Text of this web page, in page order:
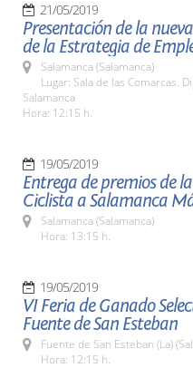
21/05/2019
Presentación de la
de la Estrategia de
Salamanca (Salamanca)
Lugar: Sala de las Comarcas.
Salamanca
Hora: 12:15 h.
19/05/2019
Entrega de premios de
Ciclista a Salamanca
Salamanca (Salamanca)
Hora: 13:15 h.
19/05/2019
VI Feria de Ganado
Fuente de San Esteban
Fuente de San Esteban (La)
Hora: 12:15 h.